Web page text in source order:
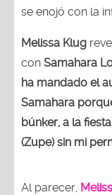
se enojó con la
Melissa Klug
con Samahara
ha mandado el
Samahara
búnker, a la
(Zupe) sin mi
Al parecer,